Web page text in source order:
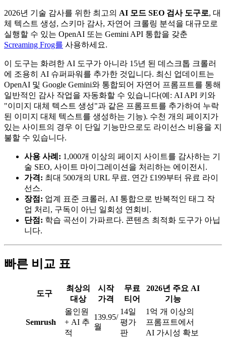
2026년 기술 감사를 위한 최고의 AI 모드 SEO 검사 도구로, 대
체 텍스트 생성, 스키마 감사, 자연어 크롤링 분석을 대규모로
실행할 수 있는 OpenAI 또는 Gemini API 통합을 갖춘
Screaming Frog를 사용하세요.
이 도구는 화려한 AI 도구가 아니라 15년 된 데스크톱 크롤러
에 조용히 AI 슈퍼파워를 추가한 것입니다. 최신 업데이트는
OpenAI 및 Google Gemini와 통합되어 자연어 프롬프트를 통해
일반적인 감사 작업을 자동화할 수 있습니다(예: AI API 키와
"이미지 대체 텍스트 생성"과 같은 프롬프트를 추가하여 누락
된 이미지 대체 텍스트를 생성하는 기능). 수천 개의 페이지가
있는 사이트의 경우 이 단일 기능만으로도 라이선스 비용을 지
불할 수 있습니다.
사용 사례: 1,000개 이상의 페이지 사이트를 감사하는 기
술 SEO, 사이트 마이그레이션을 처리하는 에이전시.
가격: 최대 500개의 URL 무료. 연간 £199부터 유료 라이
선스.
장점: 업계 표준 크롤러, AI 통합으로 반복적인 태그 작
업 처리, 구독이 아닌 일회성 연회비.
단점: 학습 곡선이 가파르다. 콘텐츠 최적화 도구가 아닙
니다.
빠른 비교 표
도구
최상의
대상
시작
가격
무료
티어
2026년 주요 AI
기능
Semrush
올인원
+ AI 추
적
139.95/
월
14일
평가
판
1억 개 이상의
프롬프트에서
AI 가시성 확보